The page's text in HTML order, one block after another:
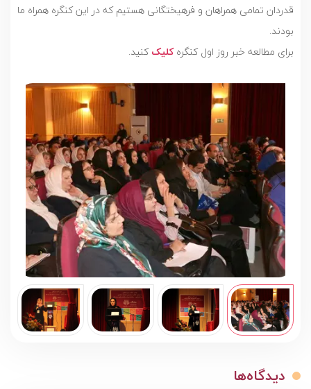
قدردان تمامى همراهان و فرهيختگانى هستيم كه در اين كنگره همراه ما
بودند.
برای مطالعه خبر روز اول کنگرهکلیککنید.
دیدگاه‌ها